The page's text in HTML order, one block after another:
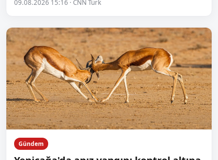
09.08.2026 15:16 · CNN Türk
Gündem